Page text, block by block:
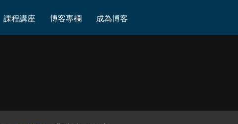
課程講座 博客專欄 成為博客